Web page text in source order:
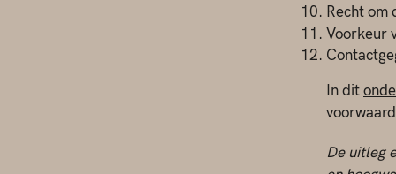
Recht om
Voorkeur
In dit
De uitleg